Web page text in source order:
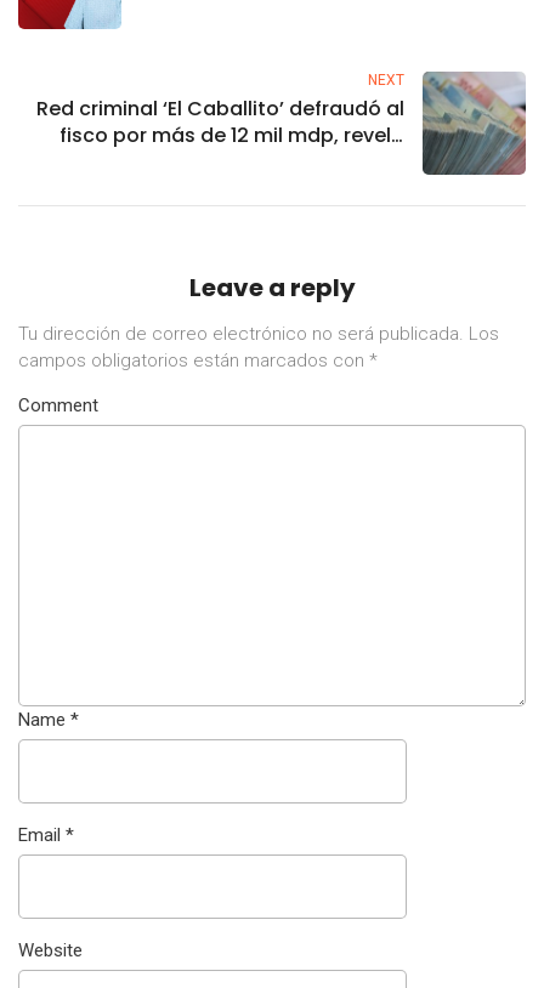
NEXT
Red criminal ‘El Caballito’ defraudó al
fisco por más de 12 mil mdp, revela
Leave a reply
Tu dirección de correo electrónico no será publicada. Los
campos obligatorios están marcados con *
Comment
Name *
Email *
Website